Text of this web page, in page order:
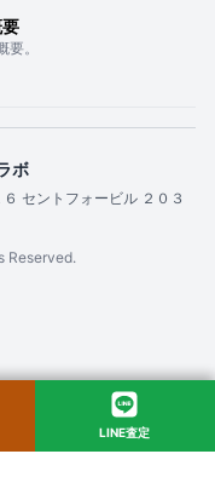
要。
ボ
セントフォービル ２０３
Reserved.
LINE査定